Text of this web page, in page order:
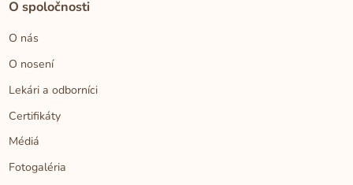
O spoločnosti
O nás
O nosení
Lekári a odborníci
Certifikáty
Médiá
Fotogaléria